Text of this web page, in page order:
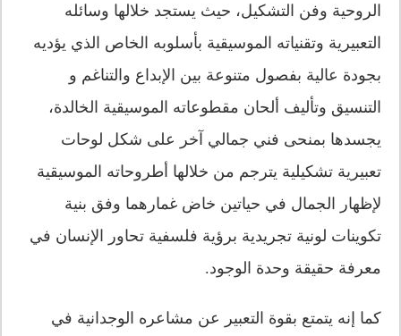
الروحية وفن التشكيل، حيث يستجد خلالها وسائله
التعبيرية وتقنياته الموسيقية بأسلوبه الخاص الذي يؤديه
بجودة عالية بفصول متنوعة بين الإبداع والتناغم و
التنسيق وتأليف ألحان مقطوعاته الموسيقية الخالدة،
يجسدها بمنحى فني جمالي آخر على شكل لوحات
تعبيرية تشكيلية يترجم من خلالها أطروحاته الموسيقية
لإظهار الجمال في حياتين خاض غمارهما وفق بنية
تكوينات لونية تجريدية برؤية فلسفية تحاور الإنسان في
معرفة حقيقة وحدة الوجود.
كما إنه يتمتع بقوة التعبير عن مشاعره الوجدانية في